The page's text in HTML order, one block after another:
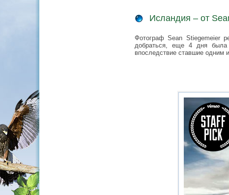
Исландия – от
Фотограф Sean Stiegemeier
добраться, еще 4 дня была
впоследствие ставшие одним